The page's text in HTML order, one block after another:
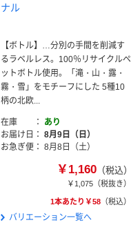
ナル
【ボトル】…分別の手間を削減す
るラベルレス。100％リサイクルペ
ットボトル使用。「滝・山・露・
霧・雪」をモチーフにした 5種10
柄の北欧...
在庫
あり
お届け日
8月9日（日）
お急ぎ便
8月8日（土）
￥1,160 （税込）
￥1,075 （税抜き）
1本あたり￥58 （税込）
バリエーション一覧へ